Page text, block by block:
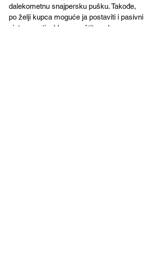
dalekometnu snajpersku pušku. Takođe,
po želji kupca moguće ja postaviti i pasivni
sistem protivoklopne zaštite, odnosno